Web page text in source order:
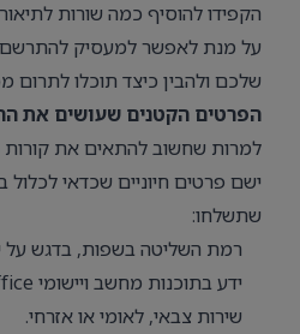
הקפידו להוסיף כמה שורות
על מנת לאפשר למעסיק להתרשם
שלכם ולהבין כיצד תוכלו לתרום
הפרטים הקטנים שעושים את
למרות שחשוב להתאים את קורות
ישם פרטים חיוניים שכדאי
שתשלחו:
רמת השליטה בשפות, בדגש על
ידע בתוכנות מחשב ויישומי Office.
שירות צבאי, לאומי או אזרחי.